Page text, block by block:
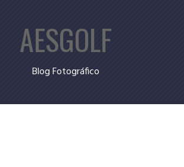
AESGOLF
Blog Fotográfico